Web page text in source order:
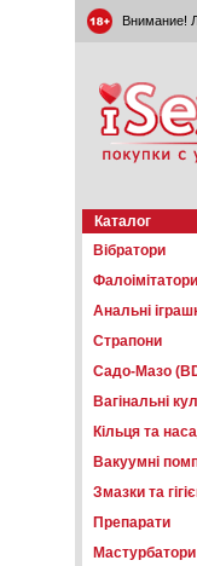
Внимание!
Каталог
Вібратори
Фалоімітатори
Анальні
Страпони
Садо-Мазо
Вагінальні
Кільця та
Вакуумні
Змазки та
Препарати
Мастурбатори